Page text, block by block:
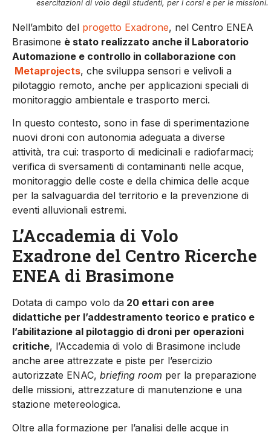
esercitazioni di volo degli studenti, per i corsi e per le missioni.
Nell’ambito del progetto Exadrone, nel Centro ENEA
Brasimone è stato realizzato anche il Laboratorio
Automazione e controllo in collaborazione con
Metaprojects, che sviluppa sensori e velivoli a
pilotaggio remoto, anche per applicazioni speciali di
monitoraggio ambientale e trasporto merci.
In questo contesto, sono in fase di sperimentazione
nuovi droni con autonomia adeguata a diverse
attività, tra cui: trasporto di medicinali e radiofarmaci;
verifica di sversamenti di contaminanti nelle acque,
monitoraggio delle coste e della chimica delle acque
per la salvaguardia del territorio e la prevenzione di
eventi alluvionali estremi.
L’Accademia di Volo
Exadrone del Centro Ricerche
ENEA di Brasimone
Dotata di campo volo da 20 ettari con aree
didattiche per l’addestramento teorico e pratico e
l’abilitazione al pilotaggio di droni per operazioni
critiche, l’Accademia di volo di Brasimone include
anche aree attrezzate e piste per l’esercizio
autorizzate ENAC, briefing room per la preparazione
delle missioni, attrezzature di manutenzione e una
stazione metereologica.
Oltre alla formazione per l’analisi delle acque in